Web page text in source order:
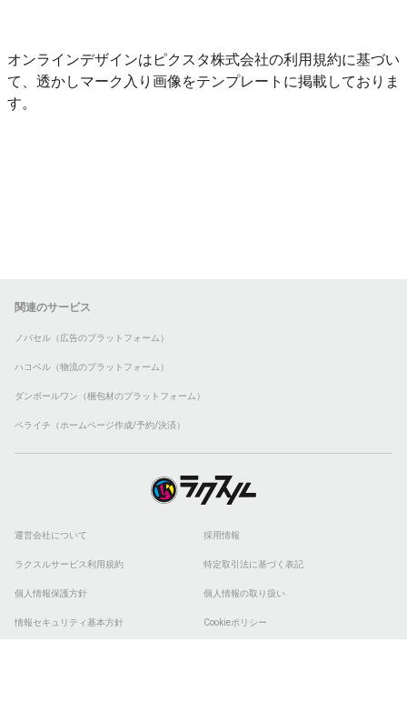
オンラインデザインはピクスタ株式会社の利用規約に基づい
て、透かしマーク入り画像をテンプレートに掲載しておりま
す。
関連のサービス
ノバセル（広告のプラットフォーム）
ハコベル（物流のプラットフォーム）
ダンボールワン（梱包材のプラットフォーム）
ペライチ（ホームページ作成/予約/決済）
運営会社について 採用情報
ラクスルサービス利用規約 特定取引法に基づく表記
個人情報保護方針 個人情報の取り扱い
情報セキュリティ基本方針 Cookieポリシー